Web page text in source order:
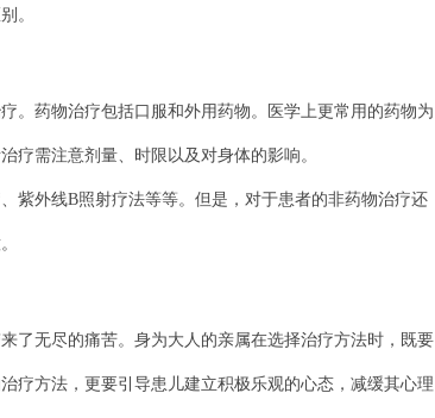
。
药物治疗包括口服和外用药物。医学上更常用的药物为
疗需注意剂量、时限以及对身体的影响。
外线B照射疗法等等。但是，对于患者的非药物治疗还
无尽的痛苦。身为大人的亲属在选择治疗方法时，既要
疗方法，更要引导患儿建立积极乐观的心态，减缓其心理